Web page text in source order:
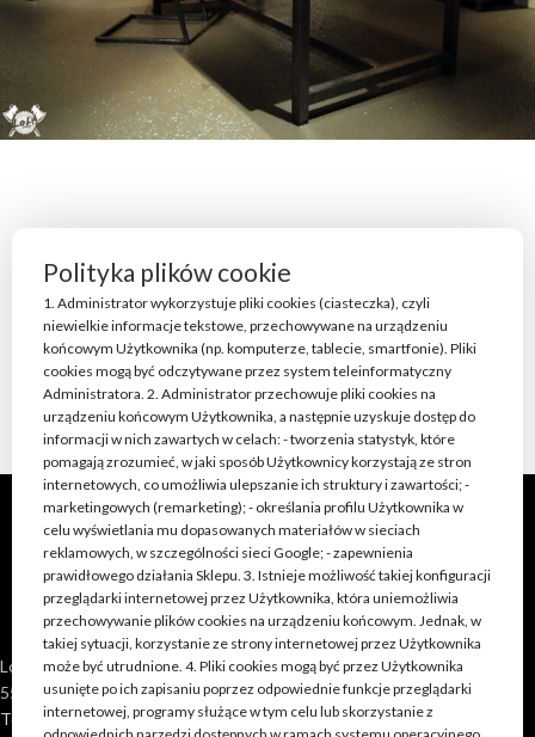
Loft Shop Manufacture
55-220 Jelcz Laskowice, Polska
Telefon: +48 790 528 555 | +48 693 262 400
Polityka plików cookie
1. Administrator wykorzystuje pliki cookies (ciasteczka), czyli
niewielkie informacje tekstowe, przechowywane na urządzeniu
końcowym Użytkownika (np. komputerze, tablecie, smartfonie). Pliki
cookies mogą być odczytywane przez system teleinformatyczny
Administratora. 2. Administrator przechowuje pliki cookies na
urządzeniu końcowym Użytkownika, a następnie uzyskuje dostęp do
informacji w nich zawartych w celach: - tworzenia statystyk, które
pomagają zrozumieć, w jaki sposób Użytkownicy korzystają ze stron
internetowych, co umożliwia ulepszanie ich struktury i zawartości; -
marketingowych (remarketing); - określania profilu Użytkownika w
celu wyświetlania mu dopasowanych materiałów w sieciach
reklamowych, w szczególności sieci Google; - zapewnienia
prawidłowego działania Sklepu. 3. Istnieje możliwość takiej konfiguracji
przeglądarki internetowej przez Użytkownika, która uniemożliwia
przechowywanie plików cookies na urządzeniu końcowym. Jednak, w
takiej sytuacji, korzystanie ze strony internetowej przez Użytkownika
może być utrudnione. 4. Pliki cookies mogą być przez Użytkownika
usunięte po ich zapisaniu poprzez odpowiednie funkcje przeglądarki
internetowej, programy służące w tym celu lub skorzystanie z